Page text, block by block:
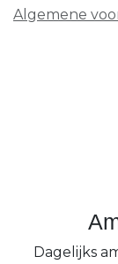
Algemene
Dagelijks